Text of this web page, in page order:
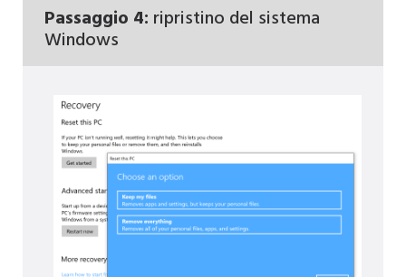
Passaggio 4: ripristino del sistema
Windows